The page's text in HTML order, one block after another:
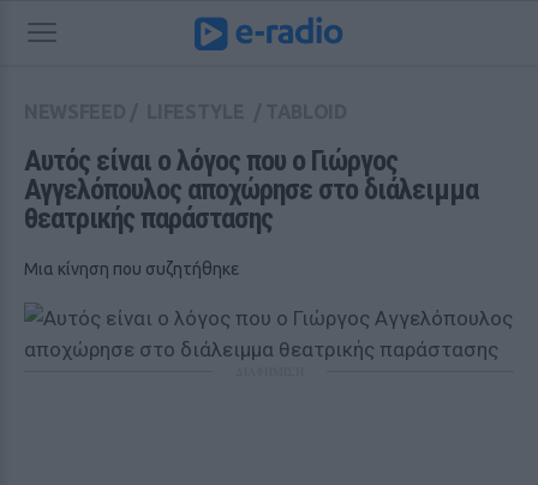
Αυτός είναι ο λόγος που ο Γιώργος
Αγγελόπουλος αποχώρησε στο διάλειμμα
θεατρικής παράστασης
Μια κίνηση που συζητήθηκε